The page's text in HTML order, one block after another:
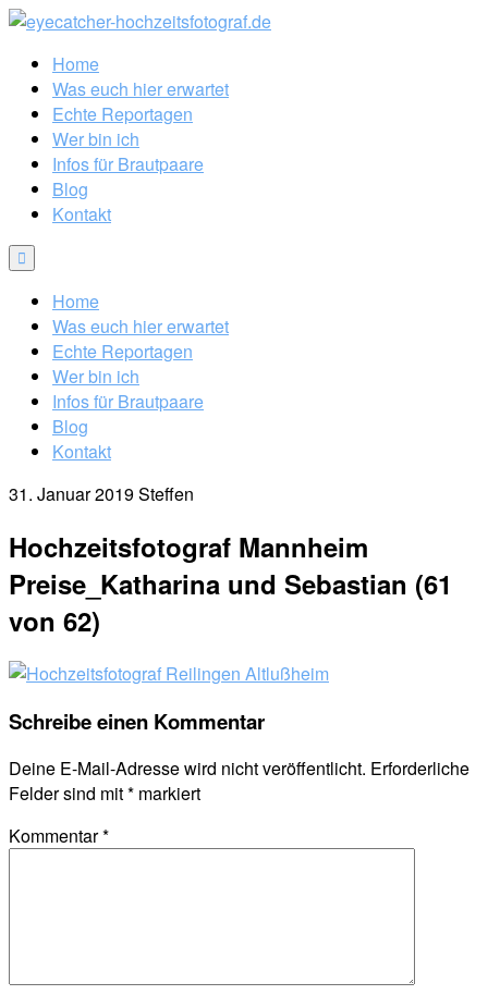
Home
Was euch hier erwartet
Echte Reportagen
Wer bin ich
Infos für Brautpaare
Blog
Kontakt
Home
Was euch hier erwartet
Echte Reportagen
Wer bin ich
Infos für Brautpaare
Blog
Kontakt
31. Januar 2019Steffen
Hochzeitsfotograf Mannheim
Preise_Katharina und Sebastian (61
von 62)
Schreibe einen Kommentar
Deine E-Mail-Adresse wird nicht veröffentlicht. Erforderliche
Felder sind mit* markiert
Kommentar*